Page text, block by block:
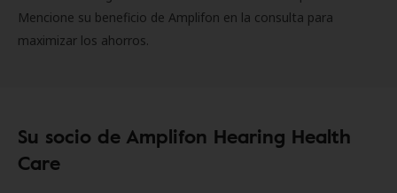
Mencione su beneficio de Amplifon en la consulta para
maximizar los ahorros.
Su socio de Amplifon Hearing Health
Care